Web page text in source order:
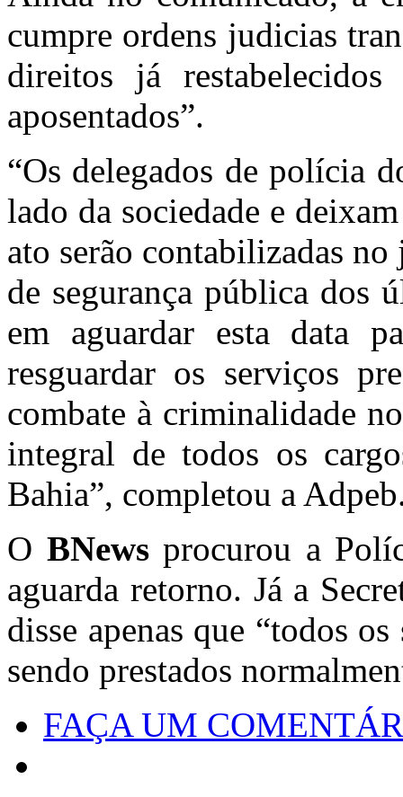
cumpre ordens judicias
direitos já
aposentados”.
“Os delegados de polícia
lado da sociedade e
ato serão contabilizadas
de segurança pública dos
em aguardar esta data
resguardar os serviços
combate à criminalidade
integral de todos os
Bahia”, completou a
O BNewsprocurou a
aguarda retorno. Já a
disse apenas que “todos
sendo prestados
FAÇA UM